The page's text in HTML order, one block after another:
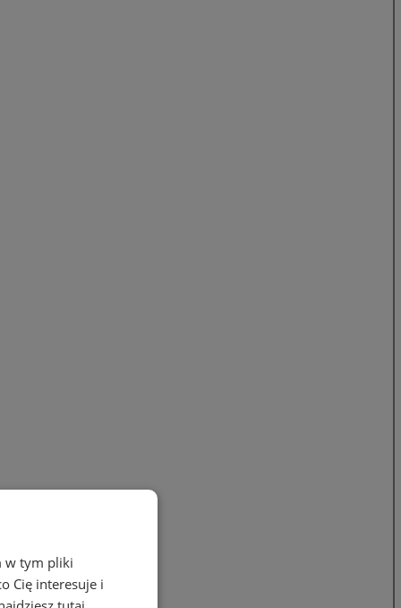
w tym pliki
Cię interesuje i